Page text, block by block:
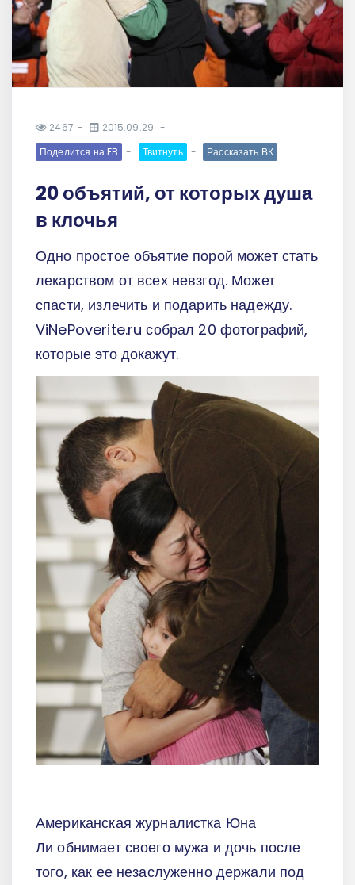
2467
2015.09.29
Поделится на FB
Твитнуть Рассказать ВК
20 объятий, от которых душа
в клочья
Одно простое объятие порой может стать
лекарством от всех невзгод. Может
спасти, излечить и подарить надежду.
ViNePoverite.ru собрал 20 фотографий,
которые это докажут.
Американская журналистка Юна
Ли обнимает своего мужа и дочь после
того, как ее незаслуженно держали под